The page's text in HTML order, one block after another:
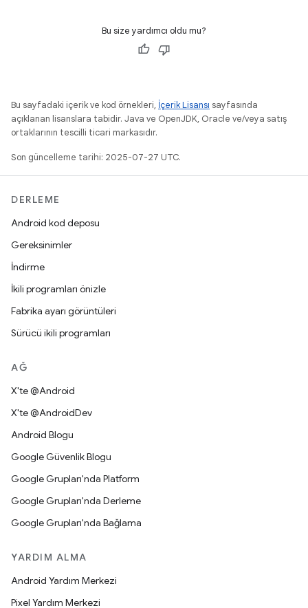
Bu size yardımcı oldu mu?
Bu sayfadaki içerik ve kod örnekleri, İçerik Lisansı sayfasında
açıklanan lisanslara tabidir. Java ve OpenJDK, Oracle ve/veya satış
ortaklarının tescilli ticari markasıdır.
Son güncelleme tarihi: 2025-07-27 UTC.
DERLEME
Android kod deposu
Gereksinimler
İndirme
İkili programları önizle
Fabrika ayarı görüntüleri
Sürücü ikili programları
AĞ
X'te @Android
X'te @AndroidDev
Android Blogu
Google Güvenlik Blogu
Google Grupları'nda Platform
Google Grupları'nda Derleme
Google Grupları'nda Bağlama
YARDIM ALMA
Android Yardım Merkezi
Pixel Yardım Merkezi